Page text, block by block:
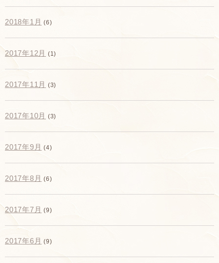
2018年1月 (6)
2017年12月 (1)
2017年11月 (3)
2017年10月 (3)
2017年9月 (4)
2017年8月 (6)
2017年7月 (9)
2017年6月 (9)